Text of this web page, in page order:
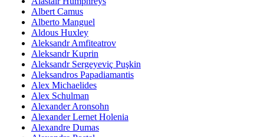
Albert Camus
Alberto Manguel
Aldous Huxley
Aleksandr Amfiteatrov
Aleksandr Kuprin
Aleksandr Sergeyeviç Puşkin
Aleksandros Papadiamantis
Alex Michaelides
Alex Schulman
Alexander Aronsohn
Alexander Lernet Holenia
Alexandre Dumas